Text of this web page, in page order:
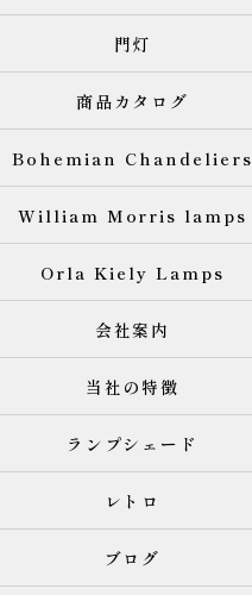
門灯
商品カタログ
Bohemian Chandeliers
William Morris lamps
Orla Kiely Lamps
会社案内
当社の特徴
ランプシェード
レトロ
ブログ